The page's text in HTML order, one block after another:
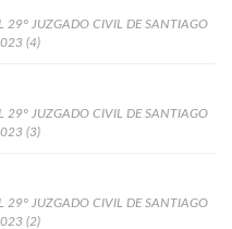
29° JUZGADO CIVIL DE SANTIAGO
(4)
29° JUZGADO CIVIL DE SANTIAGO
(3)
29° JUZGADO CIVIL DE SANTIAGO
(2)